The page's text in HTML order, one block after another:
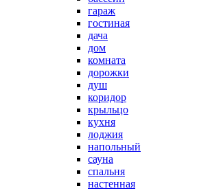
гараж
гостиная
дача
дом
комната
дорожки
душ
коридор
крыльцо
кухня
лоджия
напольный
сауна
спальня
настенная